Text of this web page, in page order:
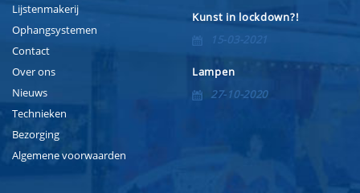
Lijstenmakerij
Ophangsystemen
Contact
Over ons
Nieuws
Technieken
Bezorging
Algemene voorwaarden
Kunst in lockdown?!
15-03-2021
Lampen
27-10-2020